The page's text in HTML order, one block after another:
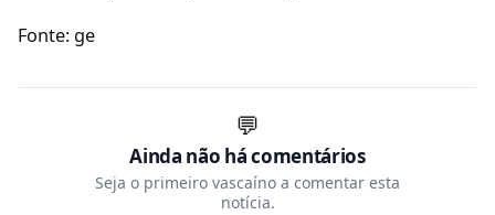
Fonte: ge
💬
Ainda não há comentários
Seja o primeiro vascaíno a comentar esta
notícia.